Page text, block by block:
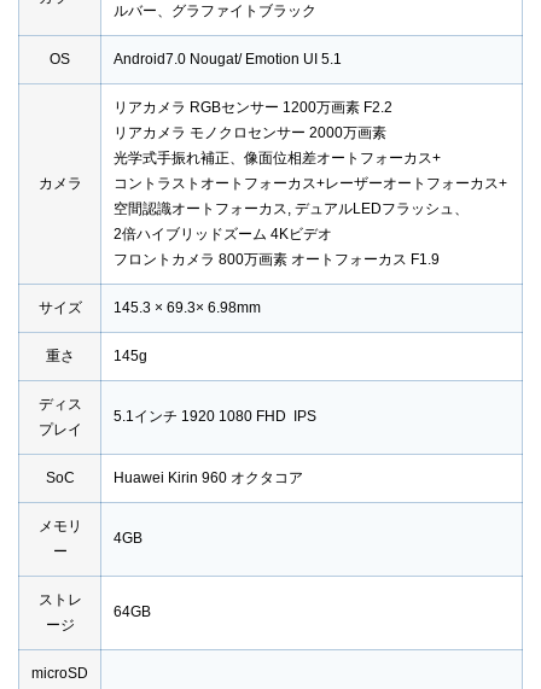
ルバー、グラファイトブラック
OS Android7.0 Nougat/ Emotion UI 5.1
カメラ
リアカメラ RGBセンサー 1200万画素 F2.2
リアカメラ モノクロセンサー 2000万画素
光学式手振れ補正、像面位相差オートフォーカス+
コントラストオートフォーカス+レーザーオートフォーカス+
空間認識オートフォーカス, デュアルLEDフラッシュ、
2倍ハイブリッドズーム 4Kビデオ
フロントカメラ 800万画素 オートフォーカス F1.9
サイズ 145.3 × 69.3× 6.98mm
重さ 145g
ディス
プレイ
5.1インチ 1920 1080 FHD IPS
SoC Huawei Kirin 960 オクタコア
メモリ
ー
4GB
ストレ
ージ
64GB
microSD